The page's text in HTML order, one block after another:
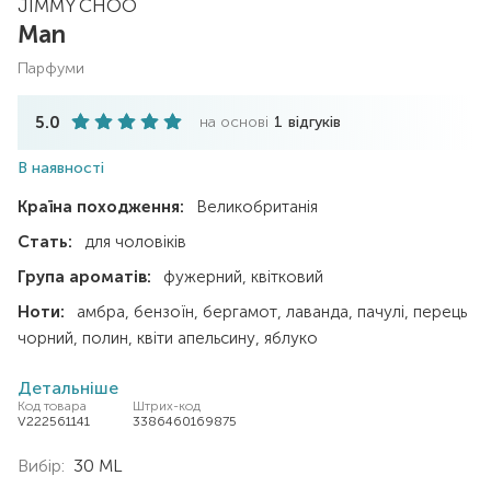
JIMMY CHOO
Man
парфуми
5.0 на основі 1 відгуків
В наявності
Країна походження:
Великобританія
Стать:
для чоловіків
Група ароматів:
фужерний квітковий
Ноти:
амбра бензоїн бергамот лаванда пачулі
чорний полин квіти апельсину яблуко
Детальніше
Код товара
V222561141
Штрих-код
3386460169875
Вибір: 30 ML